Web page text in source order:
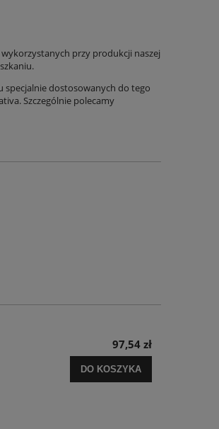
przy produkcji naszej
specjalnie dostosowanych do tego
Szczególnie polecamy
97,54 zł
DO KOSZYKA